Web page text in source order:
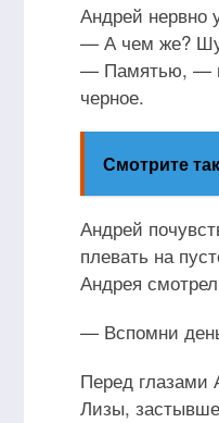
Андрей нервно
— А чем же?
— Памятью, —
черное.
Смотрите
Андрей
плевать на
Андрея
— Вспомни
Перед глазами
Лизы,